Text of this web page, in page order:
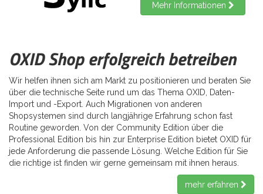
Mehr Informationen
OXID Shop erfolgreich betreiben
Wir helfen ihnen sich am Markt zu positionieren und beraten Sie
über die technische Seite rund um das Thema OXID, Daten-
Import und -Export. Auch Migrationen von anderen
Shopsystemen sind durch langjährige Erfahrung schon fast
Routine geworden. Von der Community Edition über die
Professional Edition bis hin zur Enterprise Edition bietet OXID für
jede Anforderung die passende Lösung. Welche Edition für Sie
die richtige ist finden wir gerne gemeinsam mit ihnen heraus.
mehr erfahren